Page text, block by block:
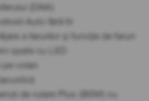
(DAA)
Auto fără fir
a farurilor și funcție de faruri
spate cu LED
pe volan
de rulare Plus (BSM) cu